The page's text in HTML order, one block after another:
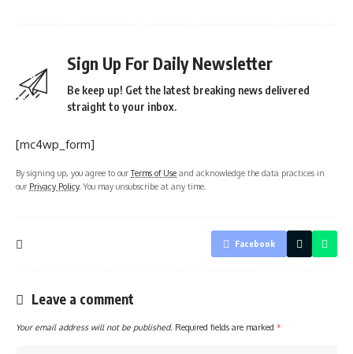
Sign Up For Daily Newsletter
Be keep up! Get the latest breaking news delivered
straight to your inbox.
[mc4wp_form]
By signing up, you agree to ourTerms of Use and acknowledge the data practices in
our Privacy Policy. You may unsubscribe at any time.
Facebook
Leave a comment
Your email address will not be published. Required fields are marked *